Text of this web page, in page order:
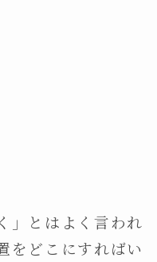
」とはよく言われ
をどこにすればい